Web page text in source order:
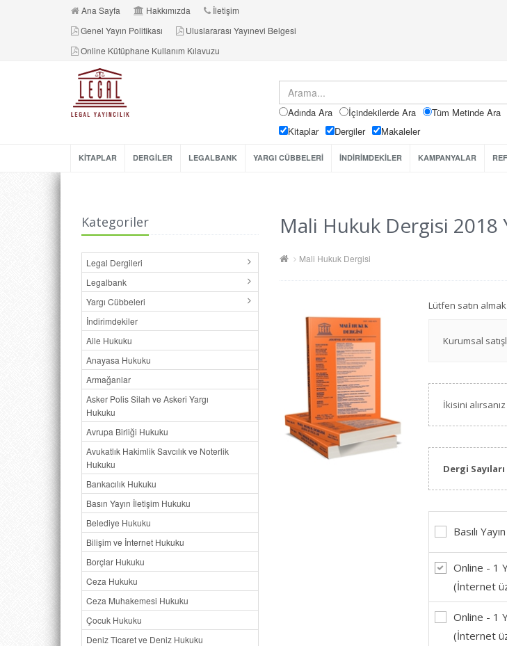
Ana Sayfa Hakkımızda
İletişim
Genel Yayın Politikası
Uluslararası Yayınevi Belgesi
Online Kütüphane Kullanım Kılavuzu
Adında Ara İçindekilerde Ara Tüm Metinde Ara
Kitaplar
Dergiler Makaleler
KİTAPLAR DERGİLER LEGALBANK YARGI CÜBBELERİ İNDİRİMDEKİLER KAMPANYALAR
Kategoriler
Legal Dergileri
Legalbank
Yargı Cübbeleri
İndirimdekiler
Aile Hukuku
Anayasa Hukuku
Armağanlar
Asker Polis Silah ve Askeri Yargı
Hukuku
Avrupa Birliği Hukuku
Avukatlık Hakimlik Savcılık ve Noterlik
Hukuku
Bankacılık Hukuku
Basın Yayın İletişim Hukuku
Belediye Hukuku
Bilişim ve İnternet Hukuku
Borçlar Hukuku
Ceza Hukuku
Ceza Muhakemesi Hukuku
Çocuk Hukuku
Deniz Ticaret ve Deniz Hukuku
Mali Hukuk Dergisi 2018
Mali Hukuk Dergisi
Lütfen satın
Kurumsal
İkisini
Dergi
Basılı Yayın
Online - 1
(İnternet
Online - 1
(İnternet